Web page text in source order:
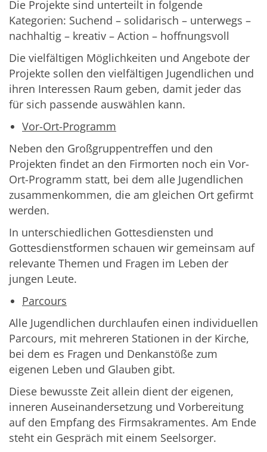
Die Projekte sind unterteilt in folgende
Kategorien: Suchend – solidarisch – unterwegs –
nachhaltig – kreativ – Action – hoffnungsvoll
Die vielfältigen Möglichkeiten und Angebote der
Projekte sollen den vielfältigen Jugendlichen und
ihren Interessen Raum geben, damit jeder das
für sich passende auswählen kann.
Vor-Ort-Programm
Neben den Großgruppentreffen und den
Projekten findet an den Firmorten noch ein Vor-
Ort-Programm statt, bei dem alle Jugendlichen
zusammenkommen, die am gleichen Ort gefirmt
werden.
In unterschiedlichen Gottesdiensten und
Gottesdienstformen schauen wir gemeinsam auf
relevante Themen und Fragen im Leben der
jungen Leute.
Parcours
Alle Jugendlichen durchlaufen einen individuellen
Parcours, mit mehreren Stationen in der Kirche,
bei dem es Fragen und Denkanstöße zum
eigenen Leben und Glauben gibt.
Diese bewusste Zeit allein dient der eigenen,
inneren Auseinandersetzung und Vorbereitung
auf den Empfang des Firmsakramentes. Am Ende
steht ein Gespräch mit einem Seelsorger.